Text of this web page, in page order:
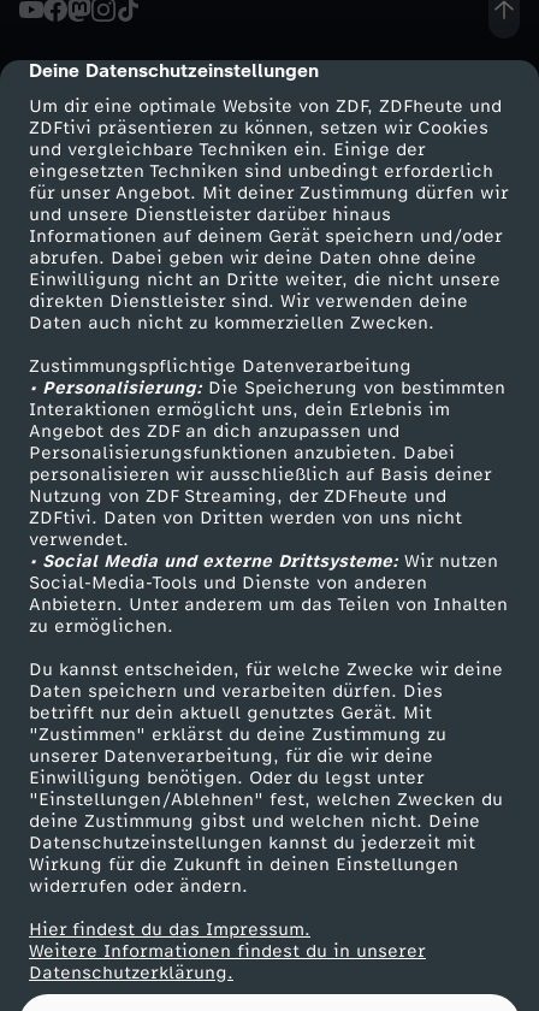
cmp-dialog-description
Deine Datenschutzeinstellungen
Um dir eine optimale Website von ZDF, ZDFheute und
ZDFtivi präsentieren zu können, setzen wir Cookies
und vergleichbare Techniken ein. Einige der
eingesetzten Techniken sind unbedingt erforderlich
für unser Angebot. Mit deiner Zustimmung dürfen wir
und unsere Dienstleister darüber hinaus
Informationen auf deinem Gerät speichern und/oder
abrufen. Dabei geben wir deine Daten ohne deine
Einwilligung nicht an Dritte weiter, die nicht unsere
direkten Dienstleister sind. Wir verwenden deine
Daten auch nicht zu kommerziellen Zwecken.
Zustimmungspflichtige Datenverarbeitung
• Personalisierung:Die Speicherung von bestimmten
Interaktionen ermöglicht uns, dein Erlebnis im
Angebot des ZDF an dich anzupassen und
Personalisierungsfunktionen anzubieten. Dabei
personalisieren wir ausschließlich auf Basis deiner
Nutzung von ZDF Streaming, der ZDFheute und
ZDFtivi. Daten von Dritten werden von uns nicht
verwendet.
• Social Media und externe Drittsysteme:Wir nutzen
Social-Media-Tools und Dienste von anderen
Anbietern. Unter anderem um das Teilen von Inhalten
zu ermöglichen.
Du kannst entscheiden, für welche Zwecke wir deine
Daten speichern und verarbeiten dürfen. Dies
betrifft nur dein aktuell genutztes Gerät. Mit
"Zustimmen" erklärst du deine Zustimmung zu
unserer Datenverarbeitung, für die wir deine
Einwilligung benötigen. Oder du legst unter
"Einstellungen/Ablehnen" fest, welchen Zwecken du
deine Zustimmung gibst und welchen nicht. Deine
Datenschutzeinstellungen kannst du jederzeit mit
Wirkung für die Zukunft in deinen Einstellungen
widerrufen oder ändern.
Hier findest du das Impressum.
Weitere Informationen findest du in unserer
Datenschutzerklärung.
m
5
.
F
e
b
r
u
a
r
2
0
2
6
Mehr ZDF
ZDF-Apps
Smart TV
ZDFtext
Livestreams
Sendungen A-Z
TV-Programm
Service
ZDFmitreden
Kontakt zum ZDF
Tickets
Zuschauerservice
Hilfe
ZDF Unternehmen
Karriere
ZDF goes Schule
Werbefernsehen
Mainzelmännchen
Partner